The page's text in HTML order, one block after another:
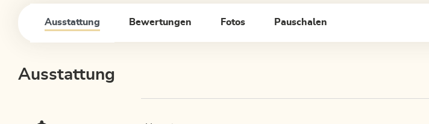
Ausstattung Bewertungen Fotos Pauschalen
Ausstattung